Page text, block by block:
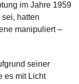
im Jahre 1959
hatten
manipuliert –
seiner
es mit Licht